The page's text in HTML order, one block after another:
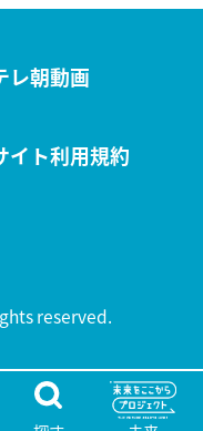
レ朝動画
イト利用規約
reserved.